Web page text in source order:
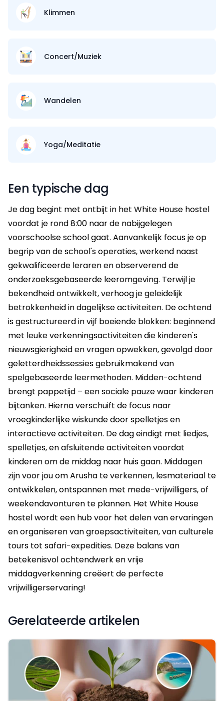
Klimmen
Concert/Muziek
Wandelen
Yoga/Meditatie
Een typische dag
Je dag begint met ontbijt in het White House hostel
voordat je rond 8:00 naar de nabijgelegen
voorschoolse school gaat. Aanvankelijk focus je op
begrip van de school's operaties, werkend naast
gekwalificeerde leraren en observerend de
onderzoeksgebaseerde leeromgeving. Terwijl je
bekendheid ontwikkelt, verhoog je geleidelijk
betrokkenheid in dagelijkse activiteiten. De ochtend
is gestructureerd in vijf boeiende blokken: beginnend
met leuke verkenningsactiviteiten die kinderen's
nieuwsgierigheid en vragen opwekken, gevolgd door
geletterdheidssessies gebruikmakend van
spelgebaseerde leermethoden. Midden-ochtend
brengt pappetijd – een sociale pauze waar kinderen
bijtanken. Hierna verschuift de focus naar
vroegkinderlijke wiskunde door spelletjes en
interactieve activiteiten. De dag eindigt met liedjes,
spelletjes, en afsluitende activiteiten voordat
kinderen om de middag naar huis gaan. Middagen
zijn voor jou om Arusha te verkennen, lesmateriaal te
ontwikkelen, ontspannen met mede-vrijwilligers, of
weekendavonturen te plannen. Het White House
hostel wordt een hub voor het delen van ervaringen
en organiseren van groepsactiviteiten, van culturele
tours tot safari-expedities. Deze balans van
betekenisvol ochtendwerk en vrije
middagverkenning creëert de perfecte
vrijwilligerservaring!
Gerelateerde artikelen